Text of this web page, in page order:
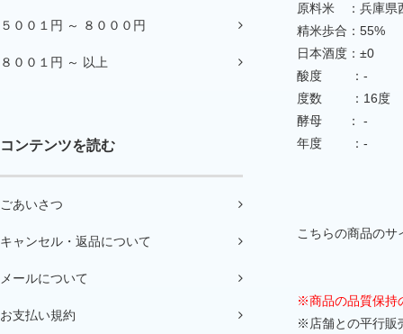
５００１円 ～ ８０００円
８００１円 ～ 以上
コンテンツを読む
ごあいさつ
キャンセル・返品について
メールについて
お支払い規約
原料米 ：兵庫県
精米歩合：55%
日本酒度：±0
酸度 ：-
度数 ：16度
酵母 ： -
年度 ：-
こちらの商品の
※商品の品質保持
※店舗との平行販